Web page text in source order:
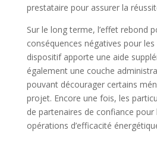
prestataire pour assurer la
Sur le long terme, l’effet rebond
conséquences négatives pour
dispositif apporte une aide
également une couche
pouvant décourager certains
projet. Encore une fois, les
de partenaires de confiance pour
opérations d’efficacité